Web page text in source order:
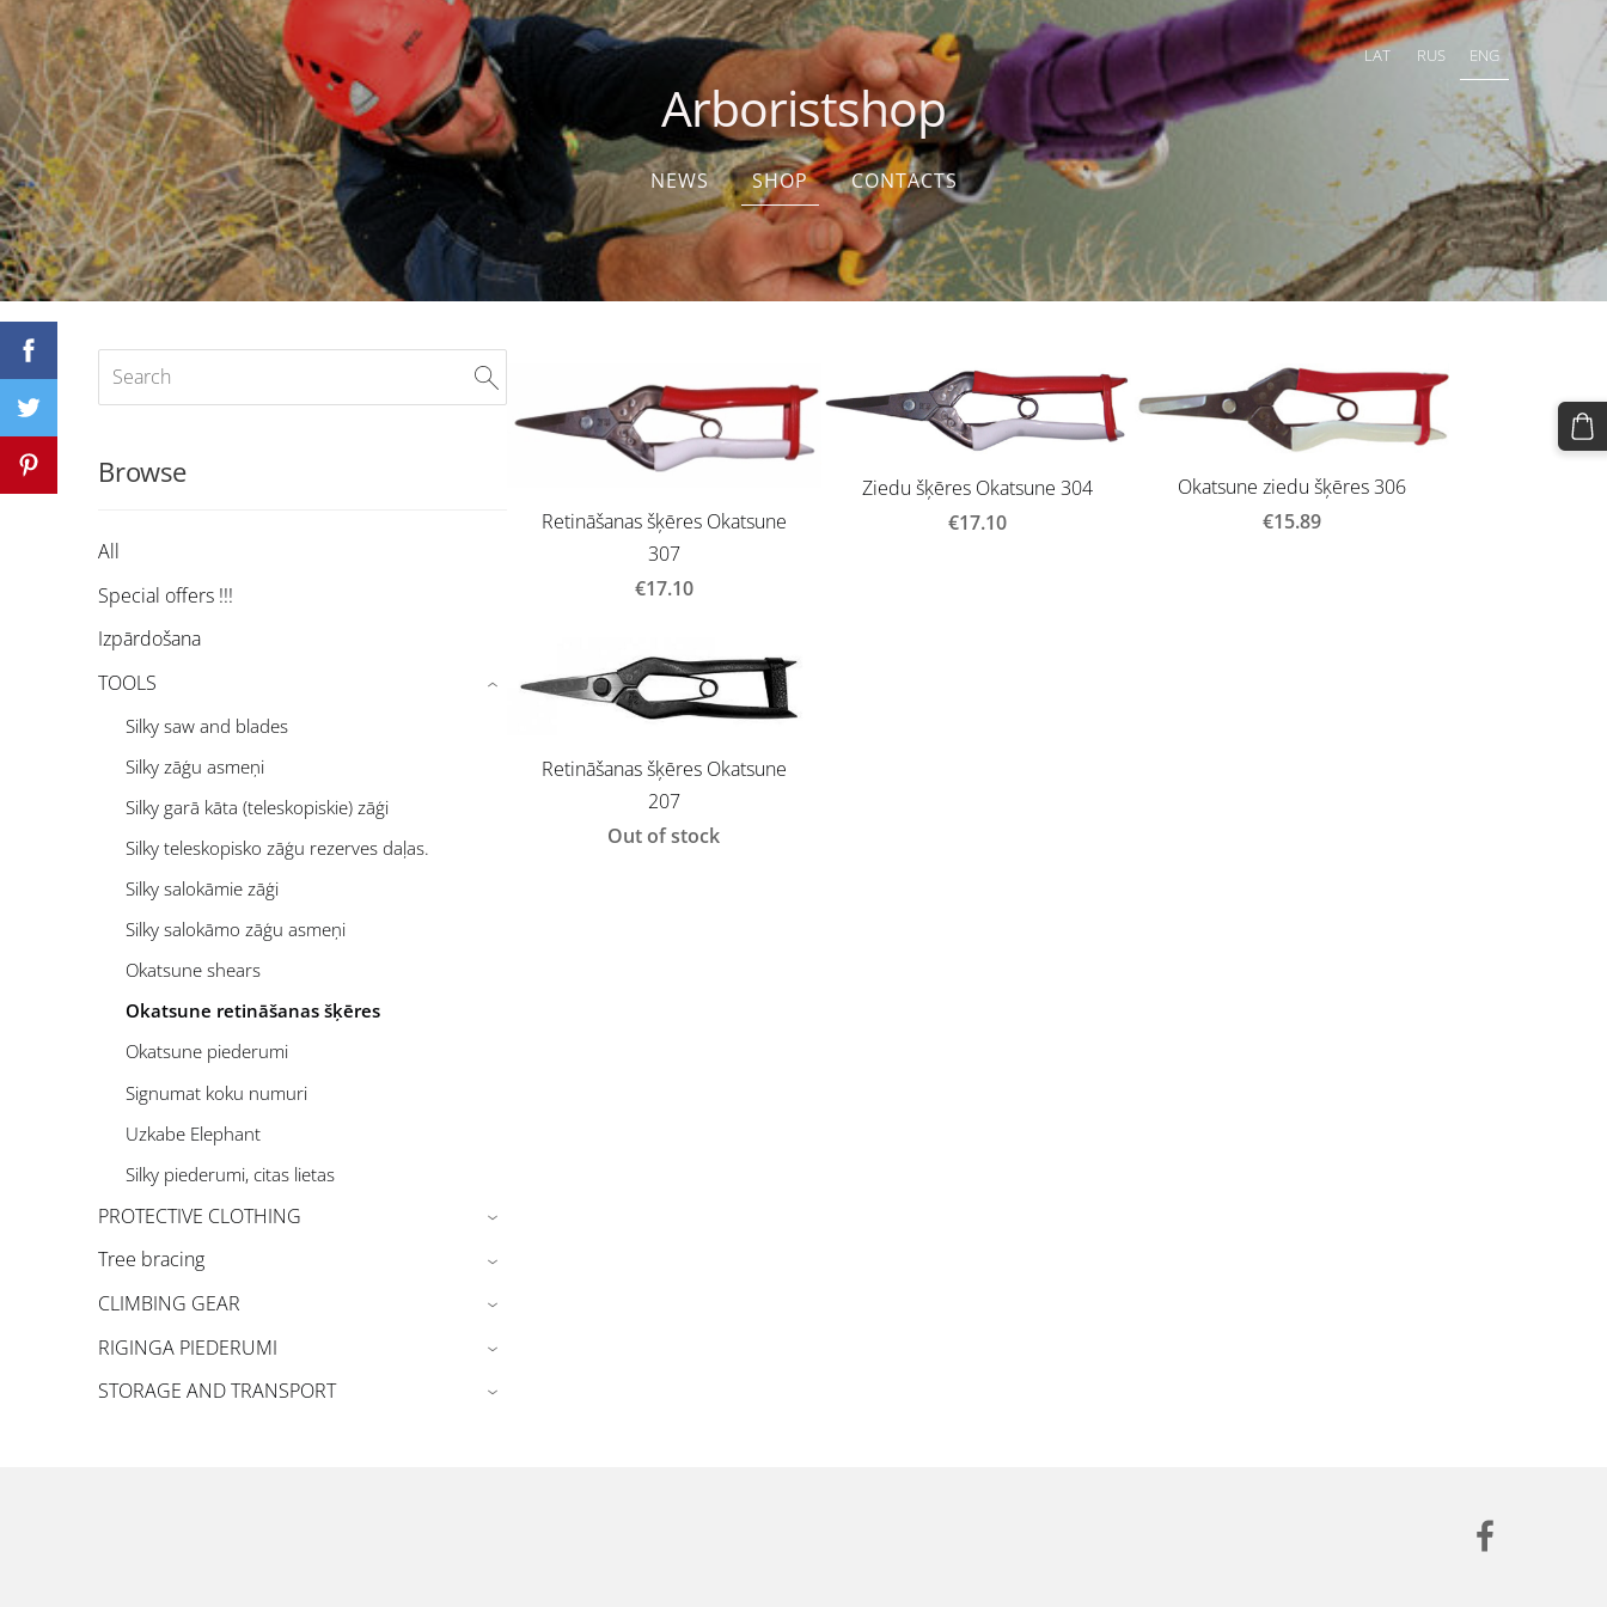
LAT RUS ENG
Arboristshop
NEWS SHOP CONTACTS
Browse
All
Special offers !!!
Izpārdošana
TOOLS
Silky saw and blades
Silky zāģu asmeņi
Silky garā kāta (teleskopiskie) zāģi
Silky teleskopisko zāģu rezerves daļas.
Silky salokāmie zāģi
Silky salokāmo zāģu asmeņi
Okatsune shears
Okatsune retināšanas šķēres
Okatsune piederumi
Signumat koku numuri
Uzkabe Elephant
Silky piederumi, citas lietas
›
PROTECTIVE CLOTHING ›
Tree bracing ›
CLIMBING GEAR ›
RIGINGA PIEDERUMI ›
STORAGE AND TRANSPORT ›
Retināšanas šķēres Okatsune
307
€17.10
Ziedu šķēres Okatsune 304
€17.10
Okatsune ziedu šķēres 306
€15.89
Retināšanas šķēres Okatsune
207
Out of stock